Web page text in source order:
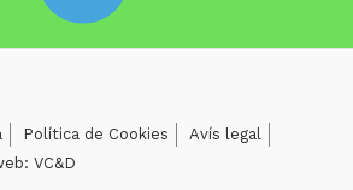
Política de Cookies
Avís legal
VC&D